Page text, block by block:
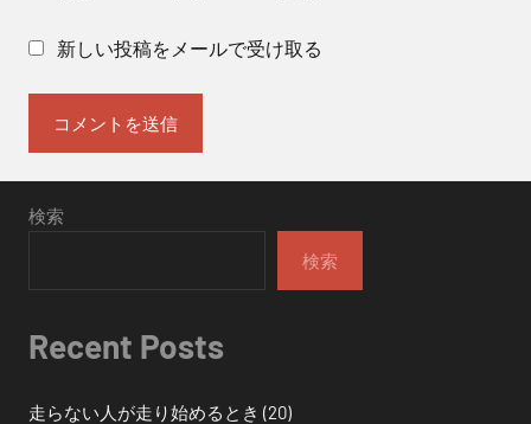
新しい投稿をメールで受け取る
検索
検索
Recent Posts
走らない人が走り始めるとき (20)